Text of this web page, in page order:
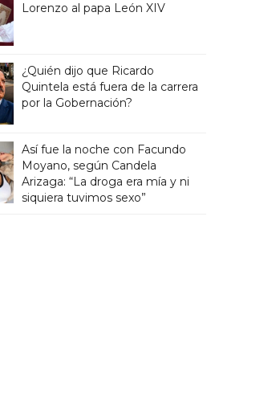
Lorenzo al papa León XIV
¿Quién dijo que Ricardo
Quintela está fuera de la carrera
por la Gobernación?
Así fue la noche con Facundo
Moyano, según Candela
Arizaga: “La droga era mía y ni
siquiera tuvimos sexo”